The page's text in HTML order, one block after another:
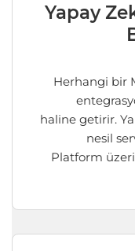
Yapay
Herhangi bir
haline getirir.
nesil
Platform